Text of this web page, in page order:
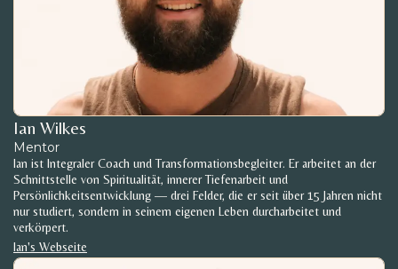
Ian Wilkes
Mentor
Ian ist Integraler Coach und Transformationsbegleiter. Er arbeitet an der
Schnittstelle von Spiritualität, innerer Tiefenarbeit und
Persönlichkeitsentwicklung — drei Felder, die er seit über 15 Jahren nicht
nur studiert, sondern in seinem eigenen Leben durcharbeitet und
verkörpert.
Ian's Webseite